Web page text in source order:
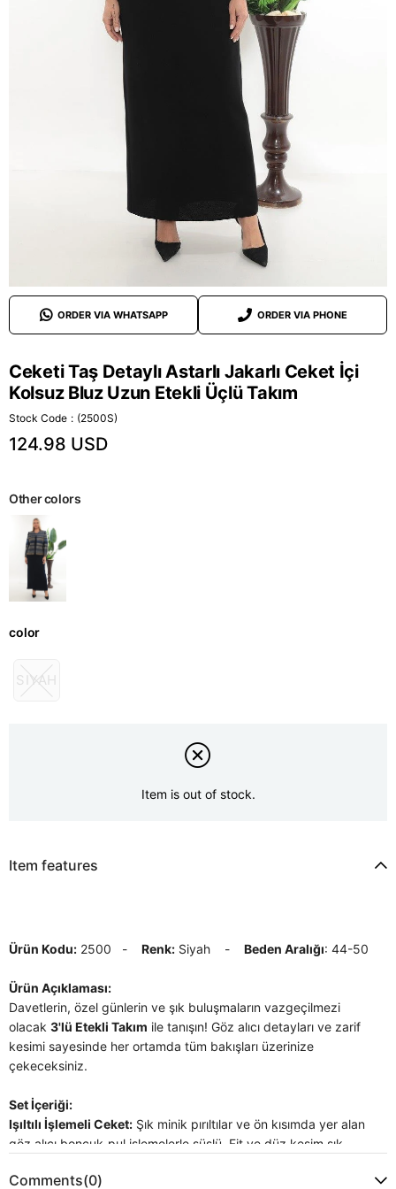
ORDER VIA WHATSAPP ORDER VIA PHONE
Ceketi Taş Detaylı Astarlı Jakarlı Ceket İçi
Kolsuz Bluz Uzun Etekli Üçlü Takım
Stock Code (2500S)
124.98 USD
Other colors
color
SIYAH
Item is out of stock.
Item features
Ürün Kodu: 2500 - Renk: Siyah - Beden Aralığı: 44-50
Ürün Açıklaması:
Davetlerin, özel günlerin ve şık buluşmaların vazgeçilmezi
olacak 3'lü Etekli Takım ile tanışın! Göz alıcı detayları ve zarif
kesimi sayesinde her ortamda tüm bakışları üzerinize
çekeceksiniz.
Set İçeriği:
Işıltılı İşlemeli Ceket: Şık minik pırıltılar ve ön kısımda yer alan
göz alıcı boncuk-pul işlemelerle süslü, Fit ve düz kesim şık
sunar.
Comments(0)